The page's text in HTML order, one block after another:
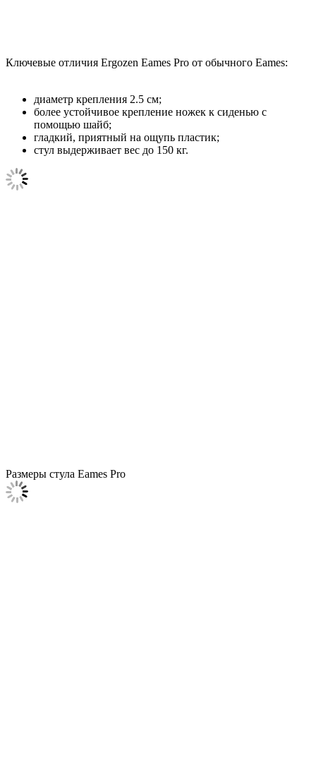
Ключевые отличия Ergozen Eames Pro от обычного Eames:
диаметр крепления 2.5 см;
более устойчивое крепление ножек к сиденью с
помощью шайб;
гладкий, приятный на ощупь пластик;
стул выдерживает вес до 150 кг.
Размеры стула Eames Pro